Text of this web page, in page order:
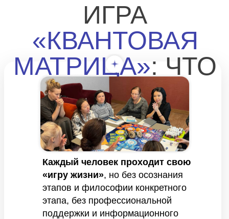
ИГРА
«КВАНТОВАЯ
МАТРИЦА»: ЧТО
ЭТО
Каждый человек проходит свою
«игру жизни», но без осознания
этапов и философии конкретного
этапа, без профессиональной
поддержки и информационного